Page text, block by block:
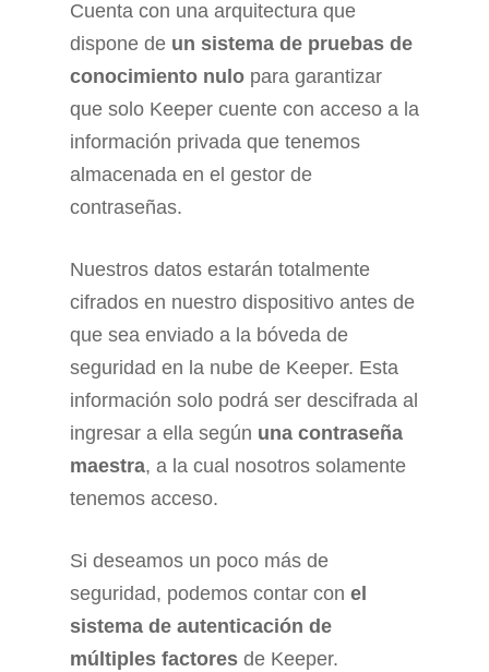
Cuenta con una arquitectura que
dispone de un sistema de pruebas de
conocimiento nulo para garantizar
que solo Keeper cuente con acceso a la
información privada que tenemos
almacenada en el gestor de
contraseñas.
Nuestros datos estarán totalmente
cifrados en nuestro dispositivo antes de
que sea enviado a la bóveda de
seguridad en la nube de Keeper. Esta
información solo podrá ser descifrada al
ingresar a ella según una contraseña
maestra, a la cual nosotros solamente
tenemos acceso.
Si deseamos un poco más de
seguridad, podemos contar con el
sistema de autenticación de
múltiples factores de Keeper.